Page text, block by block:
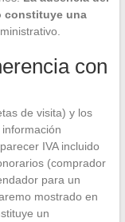
constituye una
con
de visita) y los
IVA incluido
(comprador
para un
mostrado en
un